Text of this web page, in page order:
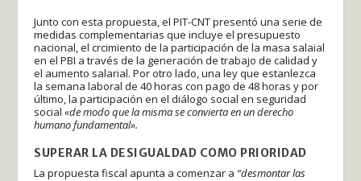
Junto con esta propuesta, el PIT-CNT presentó una serie de
medidas complementarias que incluye el presupuesto
nacional, el crcimiento de la participación de la masa salaial
en el PBI a través de la generación de trabajo de calidad y
el aumento salarial. Por otro lado, una ley que estanlezca
la semana laboral de 40 horas con pago de 48 horas y por
último, la participación en el diálogo social en seguridad
social«de modo que la misma se convierta en un derecho
humano fundamental».
SUPERAR LA DESIGUALDAD COMO PRIORIDAD
La propuesta fiscal apunta a comenzar a “desmontar las